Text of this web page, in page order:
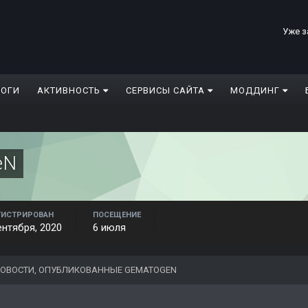
Уже
АКТИВНОСТЬ СЕРВИСЫ САЙТА МОДДИНГ
2020
ПОСЕЩЕНИЕ
6 июля
ОПУБЛИКОВАННЫЕ GEMATOGEN